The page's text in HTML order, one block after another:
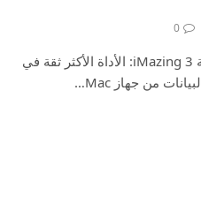
0
يتم تقديم 9to5Mac إليك بواسطة iMazing 3: الأداة الأكثر ثقة في